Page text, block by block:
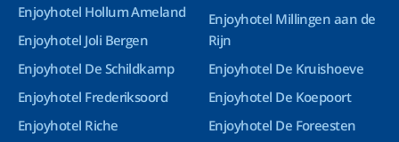
Enjoyhotel Hollum Ameland
Enjoyhotel Joli Bergen
Enjoyhotel De Schildkamp
Enjoyhotel Frederiksoord
Enjoyhotel Riche
Enjoyhotel Millingen aan de
Rijn
Enjoyhotel De Kruishoeve
Enjoyhotel De Koepoort
Enjoyhotel De Foreesten